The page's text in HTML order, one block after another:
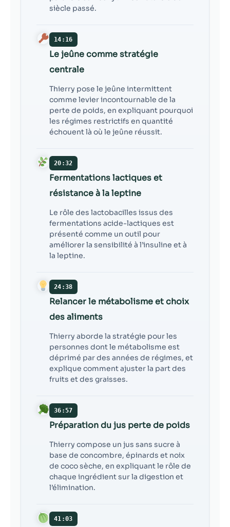
siècle passé.
14:16
Le jeûne comme stratégie
centrale
Thierry pose le jeûne intermittent
comme levier incontournable de la
perte de poids, en expliquant pourquoi
les régimes restrictifs en quantité
échouent là où le jeûne réussit.
20:32
Fermentations lactiques et
résistance à la leptine
Le rôle des lactobacilles issus des
fermentations acide-lactiques est
présenté comme un outil pour
améliorer la sensibilité à l’insuline et à
la leptine.
24:38
Relancer le métabolisme et choix
des aliments
Thierry aborde la stratégie pour les
personnes dont le métabolisme est
déprimé par des années de régimes, et
explique comment ajuster la part des
fruits et des graisses.
36:57
Préparation du jus perte de poids
Thierry compose un jus sans sucre à
base de concombre, épinards et noix
de coco sèche, en expliquant le rôle de
chaque ingrédient sur la digestion et
l’élimination.
41:03